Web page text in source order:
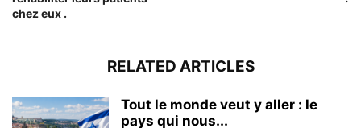
chez eux .
RELATED ARTICLES
Tout le monde veut y aller : le
pays qui nous...